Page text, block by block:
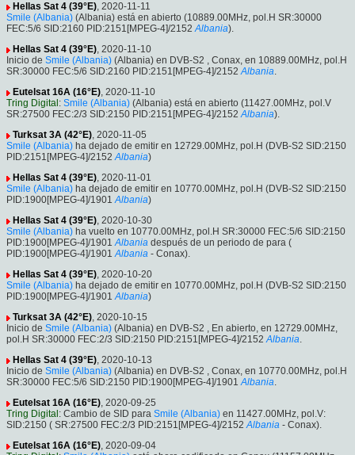
Hellas Sat 4 (39°E), 2020-11-11
Smile (Albania) (Albania) está en abierto (10889.00MHz, pol.H SR:30000
FEC:5/6 SID:2160 PID:2151[MPEG-4]/2152 Albania).
Hellas Sat 4 (39°E), 2020-11-10
Inicio de Smile (Albania) (Albania) en DVB-S2 , Conax, en 10889.00MHz, pol.H
SR:30000 FEC:5/6 SID:2160 PID:2151[MPEG-4]/2152 Albania.
Eutelsat 16A (16°E), 2020-11-10
Tring Digital : Smile (Albania) (Albania) está en abierto (11427.00MHz, pol.V
SR:27500 FEC:2/3 SID:2150 PID:2151[MPEG-4]/2152 Albania).
Turksat 3A (42°E), 2020-11-05
Smile (Albania) ha dejado de emitir en 12729.00MHz, pol.H (DVB-S2 SID:2150
PID:2151[MPEG-4]/2152 Albania)
Hellas Sat 4 (39°E), 2020-11-01
Smile (Albania) ha dejado de emitir en 10770.00MHz, pol.H (DVB-S2 SID:2150
PID:1900[MPEG-4]/1901 Albania)
Hellas Sat 4 (39°E), 2020-10-30
Smile (Albania) ha vuelto en 10770.00MHz, pol.H SR:30000 FEC:5/6 SID:2150
PID:1900[MPEG-4]/1901 Albania después de un periodo de para (
PID:1900[MPEG-4]/1901 Albania - Conax).
Hellas Sat 4 (39°E), 2020-10-20
Smile (Albania) ha dejado de emitir en 10770.00MHz, pol.H (DVB-S2 SID:2150
PID:1900[MPEG-4]/1901 Albania)
Turksat 3A (42°E), 2020-10-15
Inicio de Smile (Albania) (Albania) en DVB-S2 , En abierto, en 12729.00MHz,
pol.H SR:30000 FEC:2/3 SID:2150 PID:2151[MPEG-4]/2152 Albania.
Hellas Sat 4 (39°E), 2020-10-13
Inicio de Smile (Albania) (Albania) en DVB-S2 , Conax, en 10770.00MHz, pol.H
SR:30000 FEC:5/6 SID:2150 PID:1900[MPEG-4]/1901 Albania.
Eutelsat 16A (16°E), 2020-09-25
Tring Digital : Cambio de SID para Smile (Albania) en 11427.00MHz, pol.V:
SID:2150 ( SR:27500 FEC:2/3 PID:2151[MPEG-4]/2152 Albania - Conax).
Eutelsat 16A (16°E), 2020-09-04